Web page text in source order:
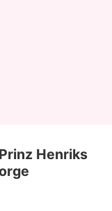
Henriks